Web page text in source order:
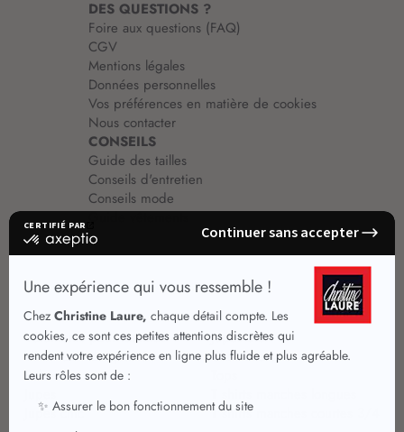
DES QUESTIONS ?
Foire aux questions (FAQ)
CGV
Mentions légales
Données personnelles
Vos préférences en matière de cookies
Nous contacter
CONSEILS
Guide des tailles
Conseils d'entretien
Conseils mode
Guide vêtements
Vêtements pour femmes
Vêtements de qualité
Robes
Jupes chic
Jupes été
Chemisiers
T shirts manches courtes 3/4